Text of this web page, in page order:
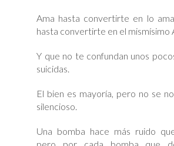
Ama hasta convertirte en lo
hasta convertirte en el mismísimo
Y que no te confundan unos
suicidas.
El bien es mayoría, pero no se
silencioso.
Una bomba hace más ruido